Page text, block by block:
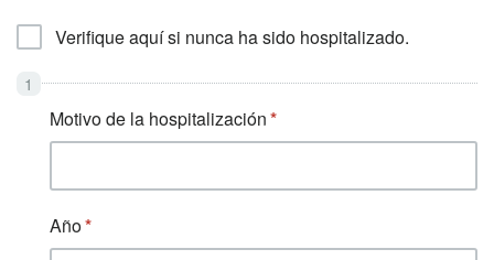
Verifique aquí si nunca ha sido hospitalizado.
Motivo de la hospitalización
Año